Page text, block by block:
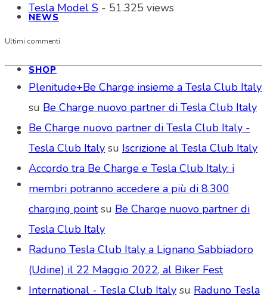
NEWS
SHOP
Tesla Model S - 51.325 views
Ultimi commenti
Plenitude+Be Charge insieme a Tesla Club Italy
su Be Charge nuovo partner di Tesla Club Italy
Be Charge nuovo partner di Tesla Club Italy -
Tesla Club Italy su Iscrizione al Tesla Club Italy
Accordo tra Be Charge e Tesla Club Italy: i
membri potranno accedere a più di 8.300
charging pointsu Be Charge nuovo partner di
Tesla Club Italy
Raduno Tesla Club Italy a Lignano Sabbiadoro
(Udine) il 22 Maggio 2022, al Biker Fest
International - Tesla Club Italy su Raduno Tesla